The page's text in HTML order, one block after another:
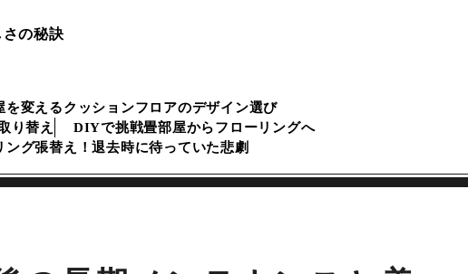
の秘訣
を変えるクッションフロアのデザイン選び
り替え
DIYで挑戦畳部屋からフローリングへ
ング張替え！退去時に待っていた悲劇